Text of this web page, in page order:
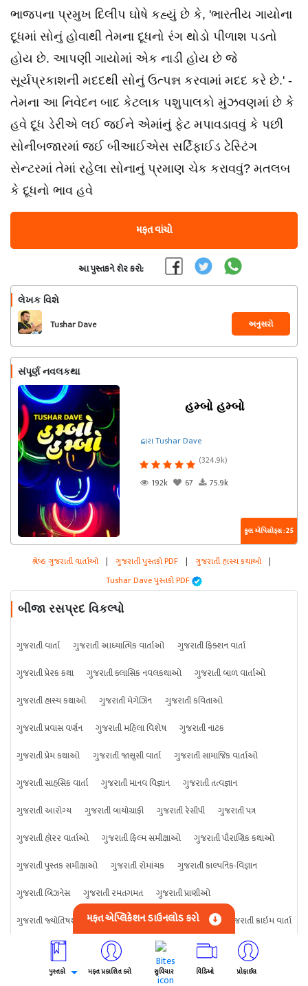
ભાજપના પ્રમુખ દિલીપ ઘોષે કહ્યું છે કે, 'ભારતીય ગાયોના
દૂધમાં સોનું હોવાથી તેમના દૂધનો રંગ થોડો પીળાશ પડતો
હોય છે. આપણી ગાયોમાં એક નાડી હોય છે જે
સૂર્યપ્રકાશની મદદથી સોનું ઉત્પન્ન કરવામાં મદદ કરે છે.' -
તેમના આ નિવેદન બાદ કેટલાક પશુપાલકો મુંઝવણમાં છે કે
હવે દૂધ ડેરીએ લઈ જઈને એમાંનું ફેટ મપાવડાવવું કે પછી
સોનીબજારમાં જઈ બીઆઈએસ સર્ટિફાઈડ ટેસ્ટિંગ
સેન્ટરમાં તેમાં રહેલા સોનાનું પ્રમાણ ચેક કરાવવું? મતલબ
કે દૂધનો ભાવ હવે
મફત વાંચો
આ પુસ્તકને શેર કરો:
લેખક વિશે
Tushar Dave અનુસરો
સંપૂર્ણ નવલકથા
હમ્બો હમ્બો
દ્વારા Tushar Dave
(324.9k)
192k
67 75.9k
કુલ એપિસોડ્સ : 25
શ્રેષ્ઠ ગુજરાતી વાર્તાઓ | ગુજરાતી પુસ્તકો PDF | ગુજરાતી હાસ્ય કથાઓ |
Tushar Dave પુસ્તકો PDF
બીજા રસપ્રદ વિકલ્પો
ગુજરાતી વાર્તા ગુજરાતી આધ્યાત્મિક વાર્તાઓ
ગુજરાતી ફિક્શન વાર્તા
ગુજરાતી પ્રેરક કથા
ગુજરાતી ક્લાસિક નવલકથાઓ
ગુજરાતી બાળ વાર્તાઓ
ગુજરાતી હાસ્ય કથાઓ
ગુજરાતી મેગેઝિન
ગુજરાતી કવિતાઓ
ગુજરાતી પ્રવાસ વર્ણન
ગુજરાતી મહિલા વિશેષ
ગુજરાતી નાટક
ગુજરાતી પ્રેમ કથાઓ
ગુજરાતી જાસૂસી વાર્તા
ગુજરાતી સામાજિક વાર્તાઓ
ગુજરાતી સાહસિક વાર્તા
ગુજરાતી માનવ વિજ્ઞાન
ગુજરાતી તત્વજ્ઞાન
ગુજરાતી આરોગ્ય
ગુજરાતી બાયોગ્રાફી ગુજરાતી રેસીપી
ગુજરાતી પત્ર
ગુજરાતી હૉરર વાર્તાઓ
ગુજરાતી ફિલ્મ સમીક્ષાઓ
ગુજરાતી પૌરાણિક કથાઓ
ગુજરાતી પુસ્તક સમીક્ષાઓ
ગુજરાતી રોમાંચક
ગુજરાતી કાલ્પનિક-વિજ્ઞાન
ગુજરાતી બિઝનેસ
ગુજરાતી રમતગમત
ગુજરાતી પ્રાણીઓ
ગુજરાતી જ્યોતિષશાસ્ત્ર
ગુજરાતી વિજ્ઞાન ગુજરાતી કંઈપણ ગુજરાતી ક્રાઇમ વાર્તા
મફત એપ્લિકેશન ડાઉનલોડ કરો
પુસ્તકો મફત પ્રકાશિત કરો સુવિચાર વિડિઓ પ્રોફાઈલ